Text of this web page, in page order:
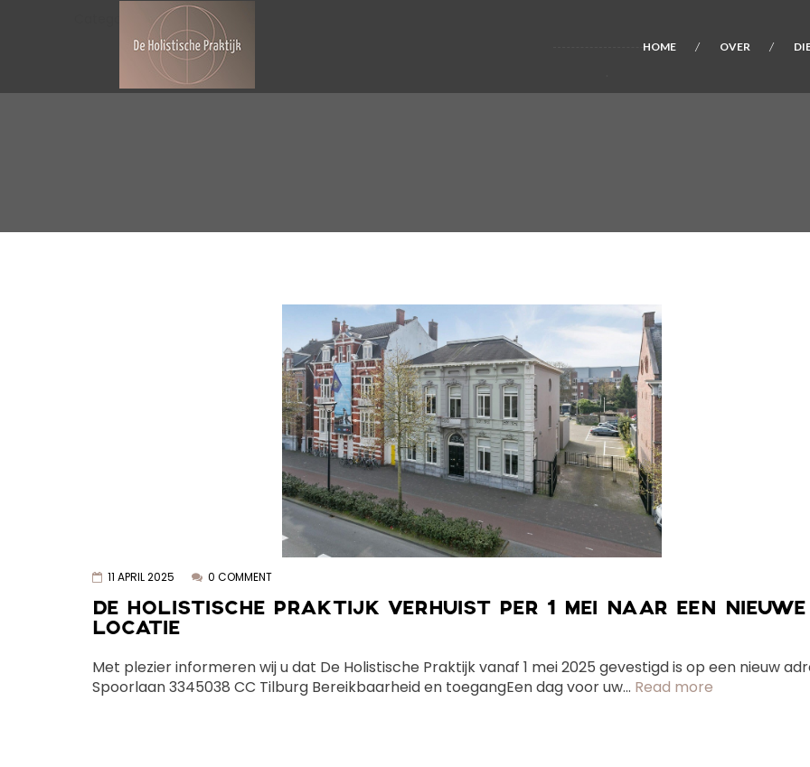
HOME OVER
Nieuws
11 APRIL 2025 0 COMMENT
DE HOLISTISCHE PRAKTIJK VERHUIST PER 1 MEI NAAR EEN NIEUWE
LOCATIE
Met plezier informeren wij u dat De Holistische Praktijk vanaf 1 mei 2025 gevestigd is op een nieuw
Spoorlaan 3345038 CC Tilburg Bereikbaarheid en toegangEen dag voor uw... Read more